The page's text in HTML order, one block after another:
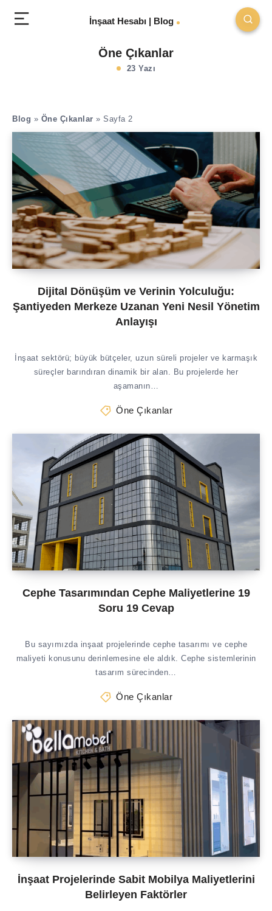
İnşaat Hesabı | Blog
Öne Çıkanlar
23 Yazı
Blog » Öne Çıkanlar » Sayfa 2
Dijital Dönüşüm ve Verinin Yolculuğu:
Şantiyeden Merkeze Uzanan Yeni Nesil Yönetim
Anlayışı
İnşaat sektörü; büyük bütçeler, uzun süreli projeler ve karmaşık
süreçler barındıran dinamik bir alan. Bu projelerde her
aşamanın…
Öne Çıkanlar
Cephe Tasarımından Cephe Maliyetlerine 19
Soru 19 Cevap
Bu sayımızda inşaat projelerinde cephe tasarımı ve cephe
maliyeti konusunu derinlemesine ele aldık. Cephe sistemlerinin
tasarım sürecinden…
Öne Çıkanlar
İnşaat Projelerinde Sabit Mobilya Maliyetlerini
Belirleyen Faktörler